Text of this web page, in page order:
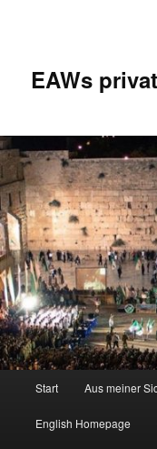
EAWs
Start Aus meiner
English Homepage